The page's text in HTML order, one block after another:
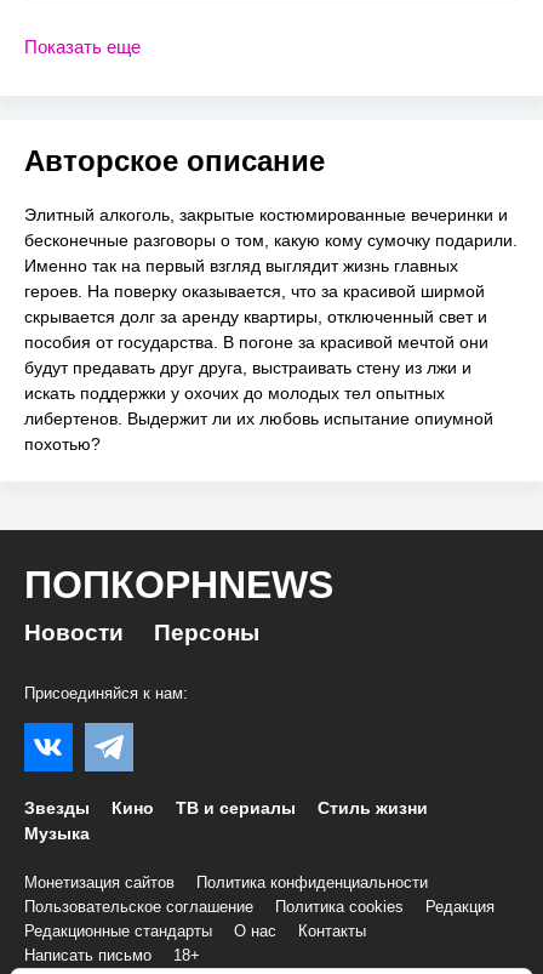
Показать еще
Авторское описание
Элитный алкоголь, закрытые костюмированные вечеринки и
бесконечные разговоры о том, какую кому сумочку подарили.
Именно так на первый взгляд выглядит жизнь главных
героев. На поверку оказывается, что за красивой ширмой
скрывается долг за аренду квартиры, отключенный свет и
пособия от государства. В погоне за красивой мечтой они
будут предавать друг друга, выстраивать стену из лжи и
искать поддержки у охочих до молодых тел опытных
либертенов. Выдержит ли их любовь испытание опиумной
похотью?
ПОПКОРНNEWS
Новости Персоны
Присоединяйся к нам:
Звезды Кино ТВ и сериалы
Стиль жизни
Музыка
Монетизация сайтов
Политика конфиденциальности
Пользовательское соглашение
Политика cookies
Редакция
Редакционные стандарты
О нас
Контакты
Написать письмо
18+